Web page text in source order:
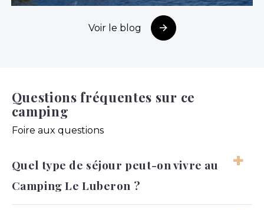
Voir le blog
Questions fréquentes sur ce
camping
Foire aux questions
Quel type de séjour peut-on vivre au
Camping Le Luberon ?